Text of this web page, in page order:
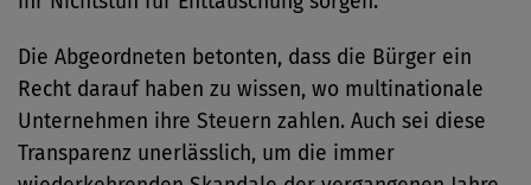
Die Abgeordneten betonten, dass die Bürger ein
Recht darauf haben zu wissen, wo multinationale
Unternehmen ihre Steuern zahlen. Auch sei diese
Transparenz unerlässlich, um die immer